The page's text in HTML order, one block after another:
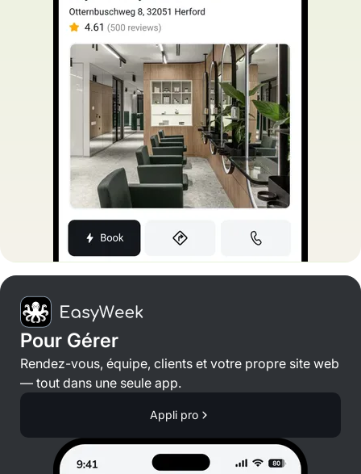
Pour Gérer
Rendez-vous, équipe, clients et votre propre site web
— tout dans une seule app.
Appli pro